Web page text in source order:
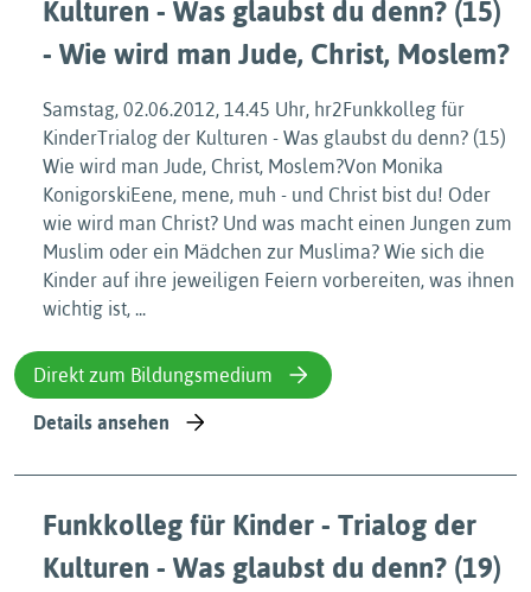
Kulturen - Was glaubst du denn? (15)
- Wie wird man Jude, Christ, Moslem?
Samstag, 02.06.2012, 14.45 Uhr, hr2Funkkolleg für
KinderTrialog der Kulturen - Was glaubst du denn? (15)
Wie wird man Jude, Christ, Moslem?Von Monika
KonigorskiEene, mene, muh - und Christ bist du! Oder
wie wird man Christ? Und was macht einen Jungen zum
Muslim oder ein Mädchen zur Muslima? Wie sich die
Kinder auf ihre jeweiligen Feiern vorbereiten, was ihnen
wichtig ist, ...
Direkt zum Bildungsmedium
Details ansehen
Funkkolleg für Kinder - Trialog der
Kulturen - Was glaubst du denn? (19)